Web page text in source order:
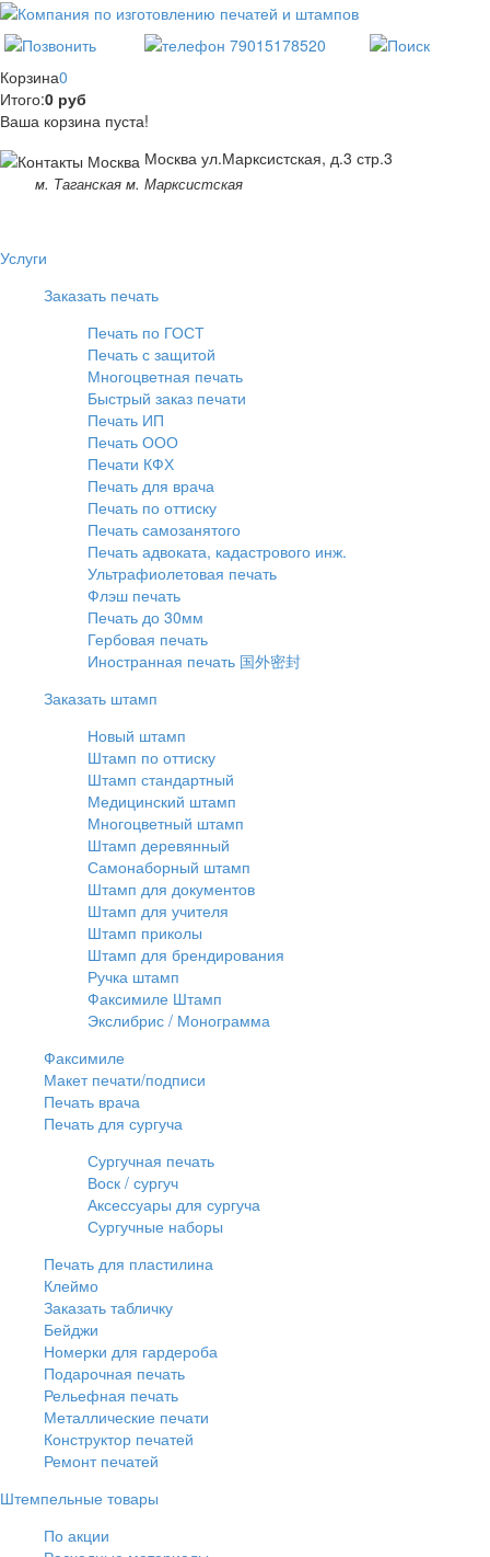
Корзина0
Итого:0 руб
Ваша корзина пуста!
Москва ул.Марксистская, д.3 стр.3
м. Таганская м. Марксистская
Услуги
Заказать печать
Печать по ГОСТ
Печать с защитой
Многоцветная печать
Быстрый заказ печати
Печать ИП
Печать ООО
Печати КФХ
Печать для врача
Печать по оттиску
Печать самозанятого
Печать адвоката, кадастрового инж.
Ультрафиолетовая печать
Флэш печать
Печать до 30мм
Гербовая печать
Иностранная печать 国外密封
Заказать штамп
Новый штамп
Штамп по оттиску
Штамп стандартный
Медицинский штамп
Многоцветный штамп
Штамп деревянный
Самонаборный штамп
Штамп для документов
Штамп для учителя
Штамп приколы
Штамп для брендирования
Ручка штамп
Факсимиле Штамп
Экслибрис / Монограмма
Факсимиле
Макет печати/подписи
Печать врача
Печать для сургуча
Сургучная печать
Воск / сургуч
Аксессуары для сургуча
Сургучные наборы
Печать для пластилина
Клеймо
Заказать табличку
Бейджи
Номерки для гардероба
Подарочная печать
Рельефная печать
Металлические печати
Конструктор печатей
Ремонт печатей
Штемпельные товары
По акции